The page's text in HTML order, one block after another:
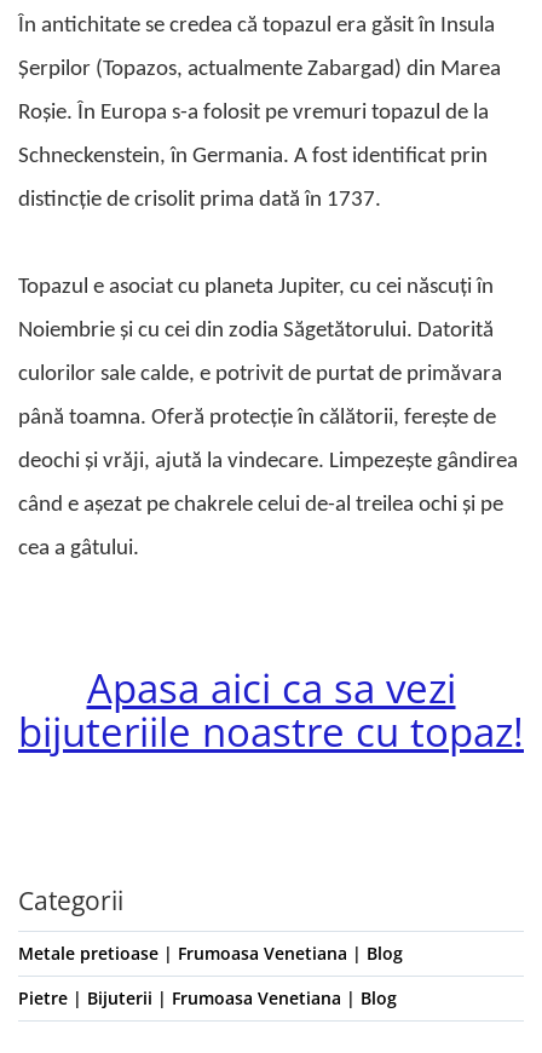
În antichitate se credea că topazul era găsit în Insula
Șerpilor (Topazos, actualmente Zabargad) din Marea
Roșie. În Europa s-a folosit pe vremuri topazul de la
Schneckenstein, în Germania. A fost identificat prin
distincție de crisolit prima dată în 1737.
Topazul e asociat cu planeta Jupiter, cu cei născuți în
Noiembrie și cu cei din zodia Săgetătorului. Datorită
culorilor sale calde, e potrivit de purtat de primăvara
până toamna. Oferă protecție în călătorii, ferește de
deochi și vrăji, ajută la vindecare. Limpezește gândirea
când e așezat pe chakrele celui de-al treilea ochi și pe
cea a gâtului.
Apasa aici ca sa vezi
bijuteriile noastre cu topaz!
Categorii
Metale pretioase | Frumoasa Venetiana | Blog
Pietre | Bijuterii | Frumoasa Venetiana | Blog